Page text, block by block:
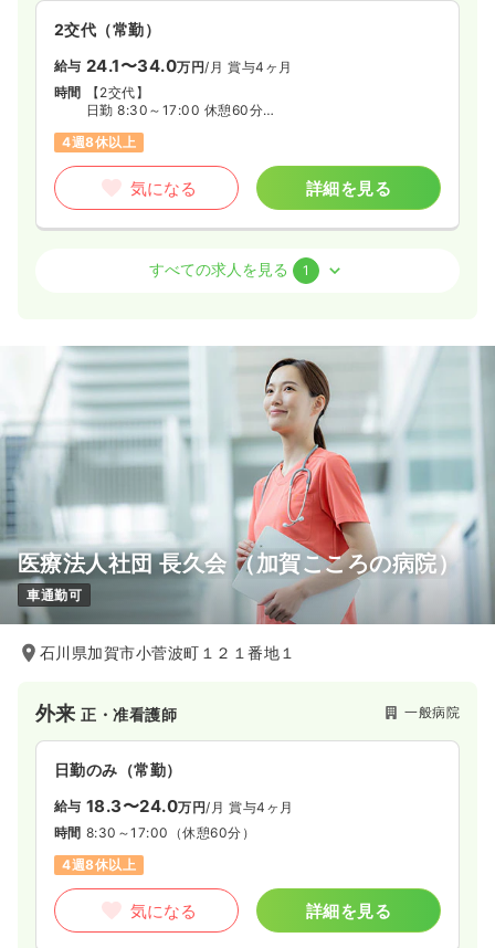
2交代（常勤）
給与 24.1〜34.0万円/月 賞与4ヶ月
時間
【2交代】
日勤 8:30～17:00 休憩60分
4週8休以上
気になる 詳細を見る
介護・福祉系正看護師 デイケア・デイサービス
給与 20.1〜30.0万円
賞与4ヶ月
時間 【日勤のみ】
8:30～17:00 休憩60分
4週8休以上
詳細を見る
すべての求人を見る 1
医療法人社団 長久会 （加賀こころの病院）
車通勤可
石川県加賀市小菅波町１２１番地１
外来正・准看護師 一般病院
日勤のみ（常勤）
給与 18.3〜24.0万円/月 賞与4ヶ月
時間 8:30～17:00 （休憩60分）
4週8休以上
気になる 詳細を見る